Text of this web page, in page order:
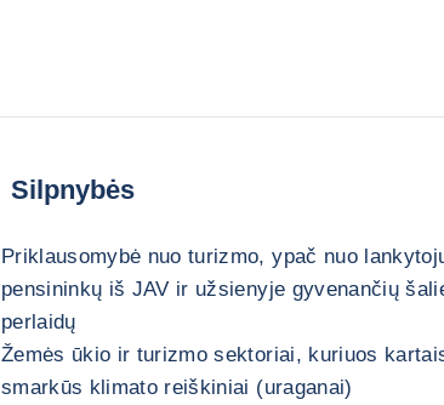
Silpnybės
Priklausomybė nuo turizmo, ypač nuo
pensininkų iš JAV ir užsienyje gyvenančių
perlaidų
Žemės ūkio ir turizmo sektoriai, kuriuos
smarkūs klimato reiškiniai (uraganai)